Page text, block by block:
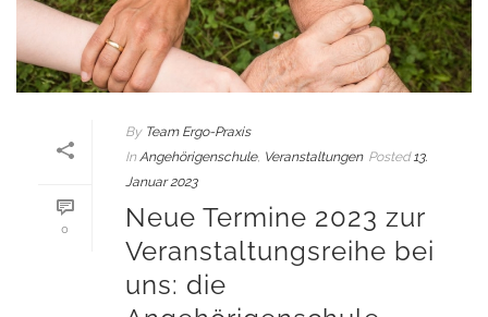
0
By Team Ergo-Praxis
In Angehörigenschule, Veranstaltungen Posted 13.
Januar 2023
Neue Termine 2023 zur
Veranstaltungsreihe bei
uns: die